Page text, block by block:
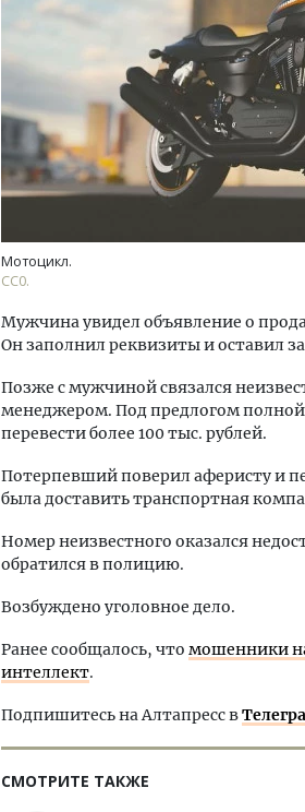
Мотоцикл.
СС0.
Мужчина увидел объявление о
Он заполнил реквизиты и оставил
Позже с мужчиной связался
менеджером. Под предлогом
перевести более 100 тыс. рублей.
Потерпевший поверил аферисту и
была доставить транспортная
Номер неизвестного оказался
обратился в полицию.
Возбуждено уголовное дело.
Ранее сообщалось, что мошенники
интеллект.
Подпишитесь на Алтапресс в
СМОТРИТЕ ТАКЖЕ
Двухуровневые номера и вид на
Каким будет новый апарт-отель
ДОМА И КВАРТИРЫ